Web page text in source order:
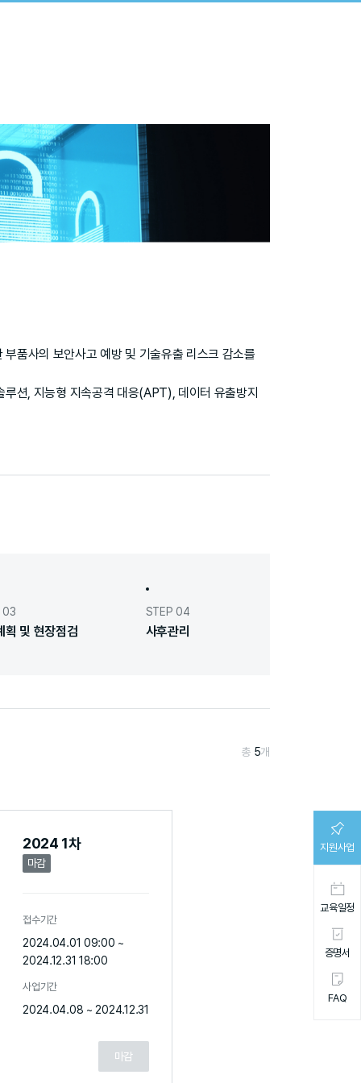
품사의 보안사고 예방 및 기술유출 리스크 감소를
션, 지능형 지속공격 대응(APT), 데이터 유출방지
03
획 및 현장점검
STEP 04
사후관리
총 5개
2024 1차
마감
접수기간
2024.04.01 09:00 ~
2024.12.31 18:00
사업기간
2024.04.08 ~ 2024.12.31
마감
지원사업
교육일정
증명서
FAQ